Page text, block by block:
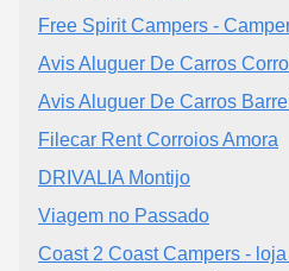
Free Spirit Campers -
Avis Aluguer De Carros
Avis Aluguer De Carros
Filecar Rent Corroios Amora
DRIVALIA Montijo
Viagem no Passado
Coast 2 Coast Campers -